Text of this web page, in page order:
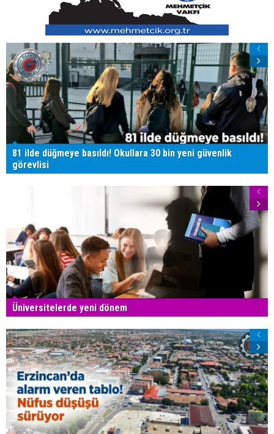
81 ilde düğmeye basıldı! Okullara 30 bin yeni güvenlik
görevlisi
Üniversitelerde yeni dönem